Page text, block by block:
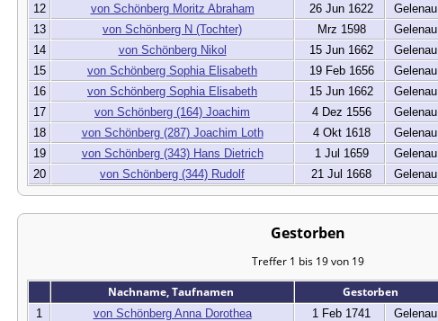
12
von Schönberg Moritz Abraham 26 Jun 1622 Gelenau
13
von Schönberg N (Tochter) Mrz 1598 Gelenau
14
von Schönberg Nikol 15 Jun 1662 Gelenau
15
von Schönberg Sophia Elisabeth 19 Feb 1656 Gelenau
16
von Schönberg Sophia Elisabeth 15 Jun 1662 Gelenau
17
von Schönberg (164) Joachim 4 Dez 1556 Gelenau
18
von Schönberg (287) Joachim Loth 4 Okt 1618 Gelenau
19
von Schönberg (343) Hans Dietrich 1 Jul 1659 Gelenau
20
von Schönberg (344) Rudolf 21 Jul 1668 Gelenau
Gestorben
Treffer 1 bis 19 von 19
Nachname, Taufnamen
Gestorben
1 von Schönberg Anna Dorothea 1 Feb 1741 Gelenau